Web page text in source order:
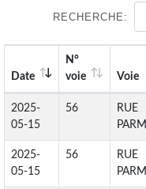
RECHERCHE:
Date
N°
voie
Voie
2025-
05-15
56
RUE
2025-
05-15
56
RUE